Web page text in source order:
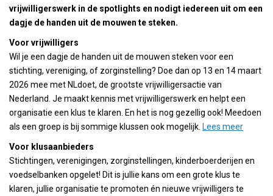
vrijwilligerswerk in de spotlights en nodigt iedereen uit om een
dagje de handen uit de mouwen te steken.
Voor vrijwilligers
Wil je een dagje de handen uit de mouwen steken voor een
stichting, vereniging, of zorginstelling? Doe dan op 13 en 14 maart
2026 mee met NLdoet, de grootste vrijwilligersactie van
Nederland. Je maakt kennis met vrijwilligerswerk en helpt een
organisatie een klus te klaren. En het is nog gezellig ook! Meedoen
als een groep is bij sommige klussen ook mogelijk. Lees meer
Voor klusaanbieders
Stichtingen, verenigingen, zorginstellingen, kinderboerderijen en
voedselbanken opgelet! Dit is jullie kans om een grote klus te
klaren, jullie organisatie te promoten én nieuwe vrijwilligers te